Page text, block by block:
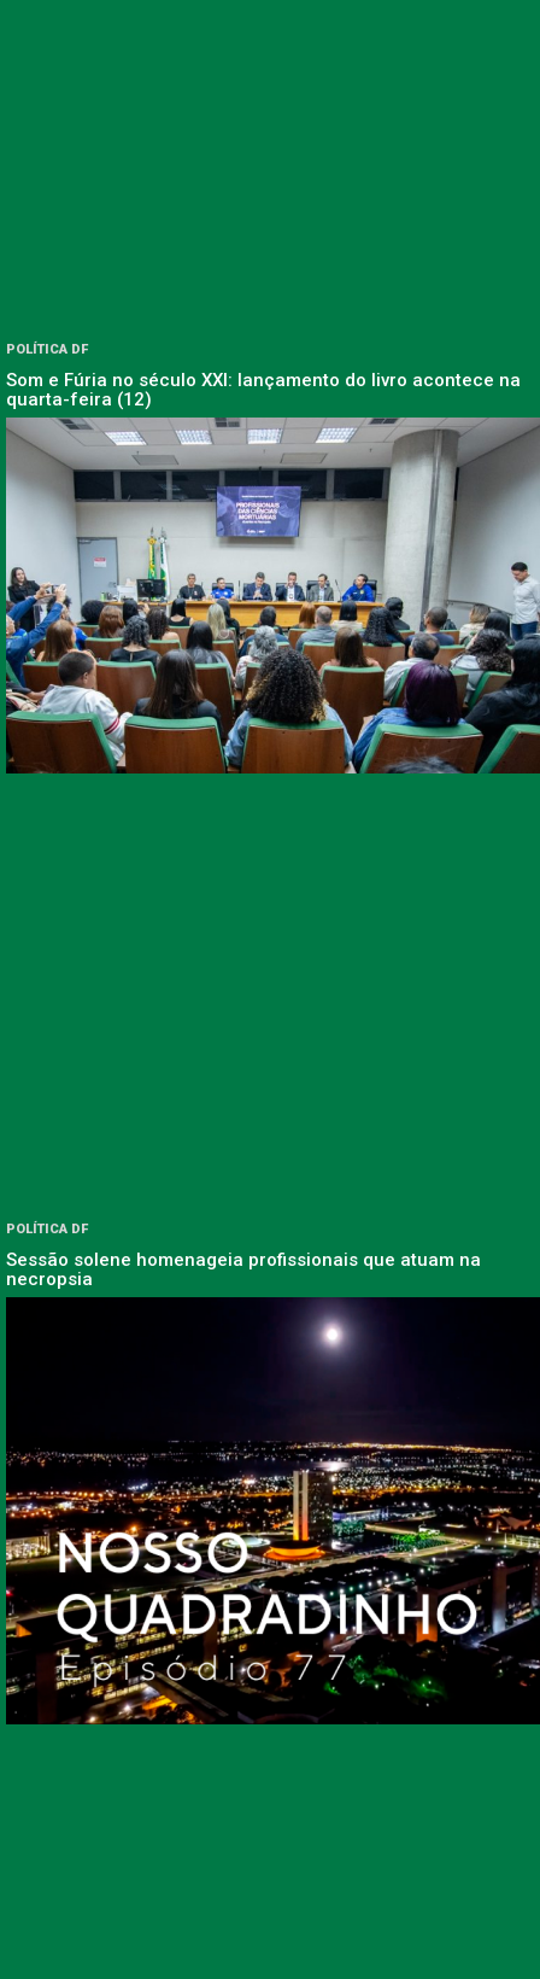
POLÍTICA DF
Som e Fúria no século XXI: lançamento do livro acontece na
quarta-feira (12)
POLÍTICA DF
Sessão solene homenageia profissionais que atuam na
necropsia